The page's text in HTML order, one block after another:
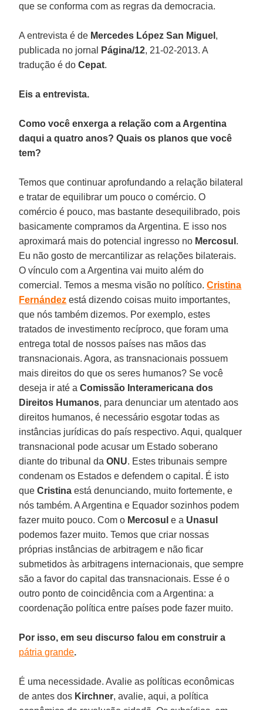
que se conforma com as regras da democracia.
A entrevista é de Mercedes López San Miguel ,
publicada no jornal
Página/12, 21-02-2013. A
tradução é doCepat.
Eis a entrevista.
Como você enxerga a relação com a Argentina
daqui a quatro anos? Quais os planos que você
tem?
Temos que continuar aprofundando a relação bilateral
e tratar de equilibrar um pouco o comércio. O
comércio é pouco, mas bastante desequilibrado, pois
basicamente compramos da Argentina. E isso nos
aproximará mais do potencial ingresso no Mercosul .
Eu não gosto de mercantilizar as relações bilaterais.
O vínculo com a Argentina vai muito além do
comercial. Temos a mesma visão no político.Cristina
Fernández está dizendo coisas muito importantes,
que nós também dizemos. Por exemplo, estes
tratados de investimento recíproco, que foram uma
entrega total de nossos países nas mãos das
transnacionais. Agora, as transnacionais possuem
mais direitos do que os seres humanos? Se você
deseja ir até aComissão Interamericana dos
Direitos Humanos, para denunciar um atentado aos
direitos humanos, é necessário esgotar todas as
instâncias jurídicas do país respectivo. Aqui, qualquer
transnacional pode acusar um Estado soberano
diante do tribunal daONU. Estes tribunais sempre
condenam os Estados e defendem o capital. É isto
queCristinaestá denunciando, muito fortemente, e
nós também. A Argentina e Equador sozinhos podem
fazer muito pouco. Com o Mercosule a Unasul
podemos fazer muito. Temos que criar nossas
próprias instâncias de arbitragem e não ficar
submetidos às arbitragens internacionais, que sempre
são a favor do capital das transnacionais. Esse é o
outro ponto de coincidência com a Argentina: a
coordenação política entre países pode fazer muito.
Por isso, em seu discurso falou em construir a
pátria grande.
É uma necessidade. Avalie as políticas econômicas
de antes dos Kirchner, avalie, aqui, a política